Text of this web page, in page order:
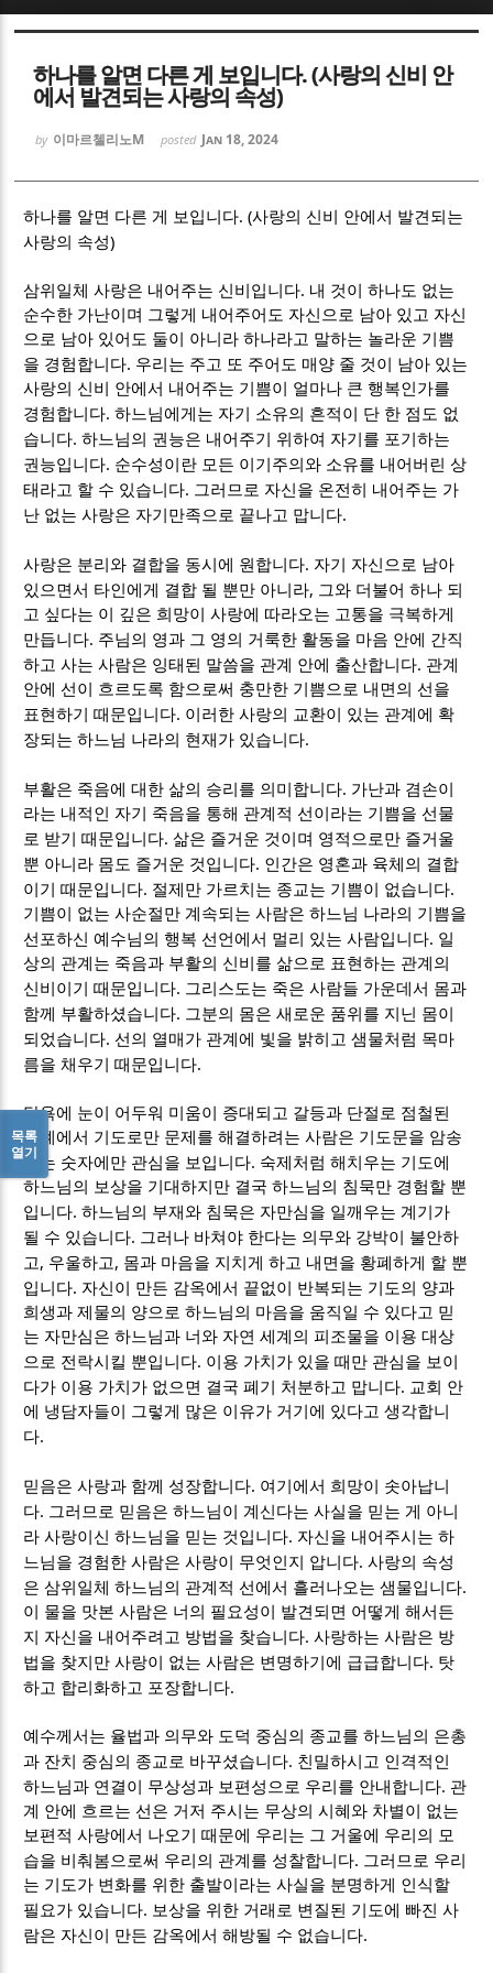
하나를 알면 다른 게 보입니다. (사랑의 신비 안
에서 발견되는 사랑의 속성)
by 이마르첼리노M posted Jan 18, 2024
하나를 알면 다른 게 보입니다. (사랑의 신비 안에서 발견되는
사랑의 속성)
삼위일체 사랑은 내어주는 신비입니다. 내 것이 하나도 없는
순수한 가난이며 그렇게 내어주어도 자신으로 남아 있고 자신
으로 남아 있어도 둘이 아니라 하나라고 말하는 놀라운 기쁨
을 경험합니다. 우리는 주고 또 주어도 매양 줄 것이 남아 있는
사랑의 신비 안에서 내어주는 기쁨이 얼마나 큰 행복인가를
경험합니다.하느님에게는 자기 소유의 흔적이 단 한 점도 없
습니다.하느님의 권능은 내어주기 위하여 자기를 포기하는
권능입니다. 순수성이란 모든 이기주의와 소유를 내어버린 상
태라고 할 수 있습니다. 그러므로 자신을 온전히 내어주는 가
난 없는 사랑은 자기만족으로 끝나고 맙니다.
사랑은 분리와 결합을 동시에 원합니다. 자기 자신으로 남아
있으면서 타인에게 결합 될 뿐만 아니라, 그와 더불어 하나 되
고 싶다는 이 깊은 희망이 사랑에 따라오는 고통을 극복하게
만듭니다. 주님의 영과 그 영의 거룩한 활동을 마음 안에 간직
하고 사는 사람은 잉태된 말씀을 관계 안에 출산합니다. 관계
안에 선이 흐르도록 함으로써 충만한 기쁨으로 내면의 선을
표현하기 때문입니다. 이러한 사랑의 교환이 있는 관계에 확
장되는 하느님 나라의 현재가 있습니다.
부활은 죽음에 대한 삶의 승리를 의미합니다. 가난과 겸손이
라는 내적인 자기 죽음을 통해 관계적 선이라는 기쁨을 선물
로 받기 때문입니다.삶은 즐거운 것이며 영적으로만 즐거울
뿐 아니라 몸도 즐거운 것입니다. 인간은 영혼과 육체의 결합
이기 때문입니다. 절제만 가르치는 종교는 기쁨이 없습니다.
기쁨이 없는 사순절만 계속되는 사람은 하느님 나라의 기쁨을
선포하신 예수님의 행복 선언에서 멀리 있는 사람입니다. 일
상의 관계는 죽음과 부활의 신비를 삶으로 표현하는 관계의
신비이기 때문입니다. 그리스도는 죽은 사람들 가운데서 몸과
함께 부활하셨습니다. 그분의 몸은 새로운 품위를 지닌 몸이
되었습니다.선의 열매가 관계에 빛을 밝히고 샘물처럼 목마
름을 채우기 때문입니다.
탐욕에 눈이 어두워 미움이 증대되고 갈등과 단절로 점철된
관계에서 기도로만 문제를 해결하려는 사람은 기도문을 암송
하는 숫자에만 관심을 보입니다. 숙제처럼 해치우는 기도에
하느님의 보상을 기대하지만 결국 하느님의 침묵만 경험할 뿐
입니다.하느님의 부재와 침묵은 자만심을 일깨우는 계기가
될 수 있습니다. 그러나 바쳐야 한다는 의무와 강박이 불안하
고, 우울하고, 몸과 마음을 지치게 하고 내면을 황폐하게 할 뿐
입니다. 자신이 만든 감옥에서 끝없이 반복되는 기도의 양과
희생과 제물의 양으로 하느님의 마음을 움직일 수 있다고 믿
는 자만심은 하느님과 너와 자연 세계의 피조물을 이용 대상
으로 전락시킬 뿐입니다. 이용 가치가 있을 때만 관심을 보이
다가 이용 가치가 없으면 결국 폐기 처분하고 맙니다. 교회 안
에 냉담자들이 그렇게 많은 이유가 거기에 있다고 생각합니
다.
믿음은 사랑과 함께 성장합니다. 여기에서 희망이 솟아납니
다. 그러므로 믿음은 하느님이 계신다는 사실을 믿는 게 아니
라 사랑이신 하느님을 믿는 것입니다. 자신을 내어주시는 하
느님을 경험한 사람은 사랑이 무엇인지 압니다.사랑의 속성
은 삼위일체 하느님의 관계적 선에서 흘러나오는 샘물입니다.
이 물을 맛본 사람은 너의 필요성이 발견되면 어떻게 해서든
지 자신을 내어주려고 방법을 찾습니다.사랑하는 사람은 방
법을 찾지만 사랑이 없는 사람은 변명하기에 급급합니다. 탓
하고 합리화하고 포장합니다.
예수께서는 율법과 의무와 도덕 중심의 종교를 하느님의 은총
과 잔치 중심의 종교로 바꾸셨습니다. 친밀하시고 인격적인
하느님과 연결이 무상성과 보편성으로 우리를 안내합니다. 관
계 안에 흐르는 선은 거저 주시는 무상의 시혜와 차별이 없는
보편적 사랑에서 나오기 때문에 우리는 그 거울에 우리의 모
습을 비춰봄으로써 우리의 관계를 성찰합니다. 그러므로 우리
는 기도가 변화를 위한 출발이라는 사실을 분명하게 인식할
필요가 있습니다. 보상을 위한 거래로 변질된 기도에 빠진 사
람은 자신이 만든 감옥에서 해방될 수 없습니다.
목록
열기
Sketchbook5, 스케치북5
Sketchbook5, 스케치북5
Sketchbook5, 스케치북5
Sketchbook5, 스케치북5